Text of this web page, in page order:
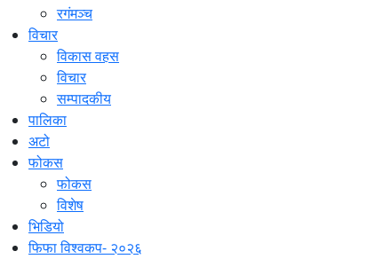
रगंमञ्च
विचार
विकास वहस
विचार
सम्पादकीय
पालिका
अटो
फोकस
फोकस
विशेष
भिडियो
फिफा विश्वकप- २०२६